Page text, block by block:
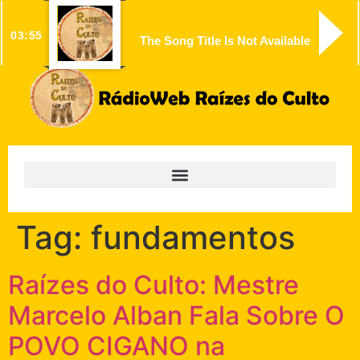
03:55 The Song Title Is Not Available
Tag: fundamentos
Raízes do Culto: Mestre
Marcelo Alban Fala Sobre O
POVO CIGANO na